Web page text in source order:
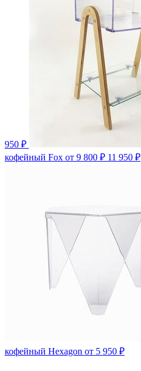
950 ₽
кофейный Fox от 9 800 ₽ 11 950 ₽
кофейный Hexagon от 5 950 ₽